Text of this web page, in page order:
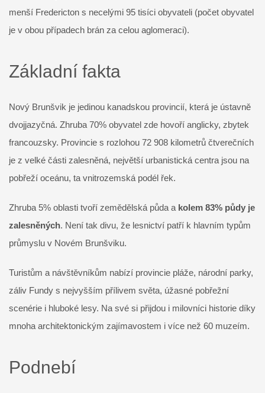
menší Fredericton s necelými 95 tisíci obyvateli (počet obyvatel
je v obou případech brán za celou aglomeraci).
Základní fakta
Nový Brunšvik je jedinou kanadskou provincií, která je ústavně
dvojjazyčná. Zhruba 70% obyvatel zde hovoří anglicky, zbytek
francouzsky. Provincie s rozlohou 72 908 kilometrů čtverečních
je z velké části zalesněná, největší urbanistická centra jsou na
pobřeží oceánu, ta vnitrozemská podél řek.
Zhruba 5% oblasti tvoří zemědělská půda a kolem 83% půdy je
zalesněných. Není tak divu, že lesnictví patří k hlavním typům
průmyslu v Novém Brunšviku.
Turistům a návštěvníkům nabízí provincie pláže, národní parky,
záliv Fundy s nejvyšším přílivem světa, úžasné pobřežní
scenérie i hluboké lesy. Na své si přijdou i milovníci historie díky
mnoha architektonickým zajímavostem i více než 60 muzeím.
Podnebí